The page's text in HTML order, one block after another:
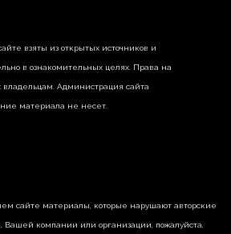
взяты из открытых источников и
в ознакомительных целях. Права на
Администрация сайта
материала не несет.
сайте материалы, которые нарушают авторские
компании или организации, пожалуйста,